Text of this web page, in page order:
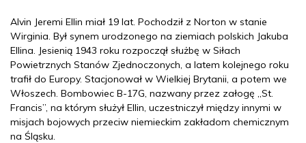
Alvin Jeremi Ellin miał 19 lat. Pochodził z Norton w stanie
Wirginia. Był synem urodzonego na ziemiach polskich Jakuba
Ellina. Jesienią 1943 roku rozpoczął służbę w Siłach
Powietrznych Stanów Zjednoczonych, a latem kolejnego roku
trafił do Europy. Stacjonował w Wielkiej Brytanii, a potem we
Włoszech. Bombowiec B-17G, nazwany przez załogę „St.
Francis”, na którym służył Ellin, uczestniczył między innymi w
misjach bojowych przeciw niemieckim zakładom chemicznym
na Śląsku.